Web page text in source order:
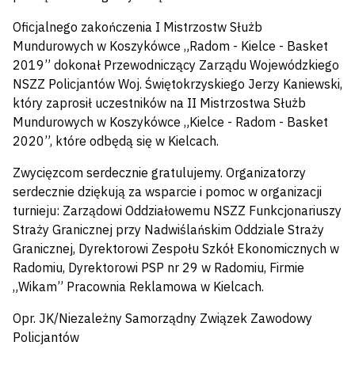
Oficjalnego zakończenia I Mistrzostw Służb
Mundurowych w Koszykówce „Radom - Kielce - Basket
2019” dokonał Przewodniczący Zarządu Wojewódzkiego
NSZZ Policjantów Woj. Świętokrzyskiego Jerzy Kaniewski,
który zaprosił uczestników na II Mistrzostwa Służb
Mundurowych w Koszykówce „Kielce - Radom - Basket
2020”, które odbędą się w Kielcach.
Zwycięzcom serdecznie gratulujemy. Organizatorzy
serdecznie dziękują za wsparcie i pomoc w organizacji
turnieju: Zarządowi Oddziałowemu NSZZ Funkcjonariuszy
Straży Granicznej przy Nadwiślańskim Oddziale Straży
Granicznej, Dyrektorowi Zespołu Szkół Ekonomicznych w
Radomiu, Dyrektorowi PSP nr 29 w Radomiu, Firmie
„Wikam” Pracownia Reklamowa w Kielcach.
Opr. JK/Niezależny Samorządny Związek Zawodowy
Policjantów